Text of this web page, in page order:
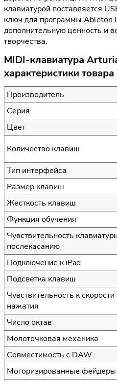
клавиатурой поставляется
ключ для программы Ableton
дополнительную ценность и
творчества.
MIDI-клавиатура
характеристики товара
Производитель
Серия
Цвет
Количество клавиш
Тип интерфейса
Размер клавиш
Жесткость клавиш
Функция обучения
Чувствительность
послекасанию
Подключение к iPad
Подсветка клавиш
Чувствительность к скорости
нажатия
Число октав
Молоточковая механика
Совместимость с DAW
Моторизированные фейдеры